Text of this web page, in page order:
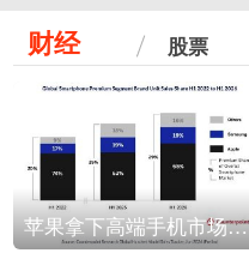
财经 股票
苹果拿下高端手机市场65%的份额：iPhone 17系列功不可没